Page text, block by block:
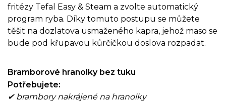
fritézy Tefal Easy & Steam a zvolte automatický
program ryba. Díky tomuto postupu se můžete
těšit na dozlatova usmaženého kapra, jehož maso se
bude pod křupavou kůrčičkou doslova rozpadat.
Bramborové hranolky bez tuku
Potřebujete:
✔ brambory nakrájené na hranolky